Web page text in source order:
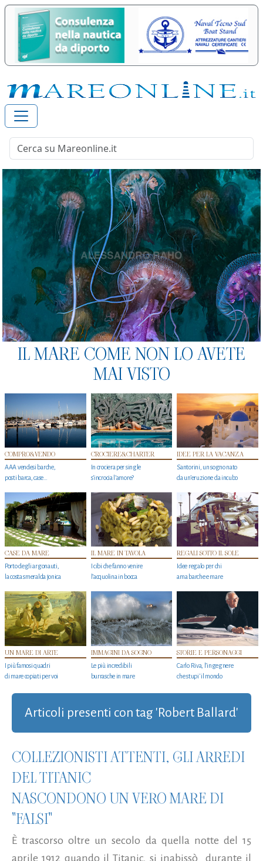
IL MARE COME NON LO AVETE
MAI VISTO
COMPRO&VENDO
AAA vendesi barche,
posti barca, case…
CROCIERE&CHARTER
In crociera per single
s'incrocia l’amore?
IDEE PER LA VACANZA
Santorini, un sogno nato
da un’eruzione da incubo
CASE DA MARE
Porto degli argonauti,
la costa smeralda jonica
IL MARE IN TAVOLA
I cibi che fanno venire
l’acquolina in bocca
REGALI SOTTO IL SOLE
Idee regalo per chi
ama barche e mare
UN MARE DI ARTE
I più famosi quadri
di mare copiati per voi
IMMAGINI DA SOGNO
Le più incredibili
burrasche in mare
STORIE E PERSONAGGI
Carlo Riva, l’ingegnere
che stupi' il mondo
Articoli presenti con tag 'Robert Ballard'
COLLEZIONISTI ATTENTI, GLI ARREDI
DEL TITANIC
NASCONDONO UN VERO MARE DI
"FALSI"
È trascorso oltre un secolo da quella notte del 15
aprile 1912 quando il Titanic, si inabissò durante il